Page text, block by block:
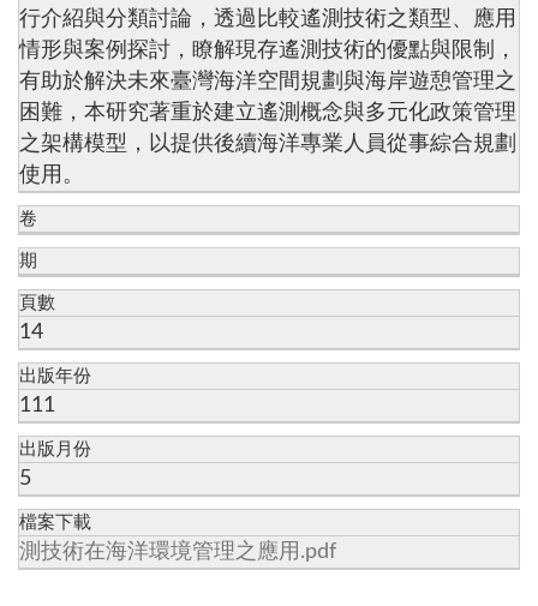
行介紹與分類討論，透過比較遙測技術之類型、應用
情形與案例探討，瞭解現存遙測技術的優點與限制，
有助於解決未來臺灣海洋空間規劃與海岸遊憩管理之
困難，本研究著重於建立遙測概念與多元化政策管理
之架構模型，以提供後續海洋專業人員從事綜合規劃
使用。
卷
期
頁數
14
出版年份
111
出版月份
5
檔案下載
測技術在海洋環境管理之應用.pdf